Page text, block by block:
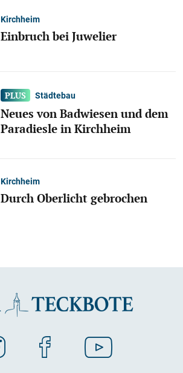
Kirchheim
Einbruch bei Juwelier
Städtebau
Neues von Badwiesen und dem
Paradiesle in Kirchheim
Kirchheim
Durch Oberlicht gebrochen